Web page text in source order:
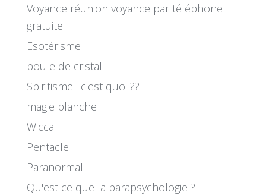
Voyance réunion voyance par téléphone
gratuite
Esotérisme
boule de cristal
Spiritisme : c'est quoi ??
magie blanche
Wicca
Pentacle
Paranormal
Qu'est ce que la parapsychologie ?